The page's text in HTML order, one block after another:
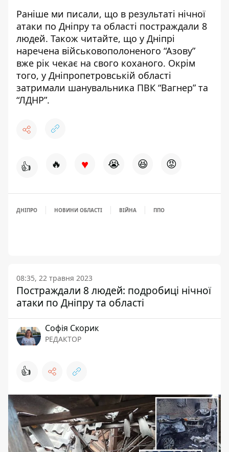
Раніше ми писали, що в результаті нічної
атаки по Дніпру та області постраждали 8
людей. Також читайте, що у Дніпрі
наречена військовополоненого “Азову”
вже рік чекає на свого коханого. Окрім
того, у Дніпропетровській області
затримали шанувальника ПВК “Вагнер”та
“ЛДНР”.
👍 🔥 ♥ 😭 😆 😡
ДНІПРО НОВИНИ ОБЛАСТІ ВІЙНА ППО
08:35, 22 травня 2023
Постраждали 8 людей: подробиці нічної
атаки по Дніпру та області
Софія Скорик
РЕДАКТОР
👍